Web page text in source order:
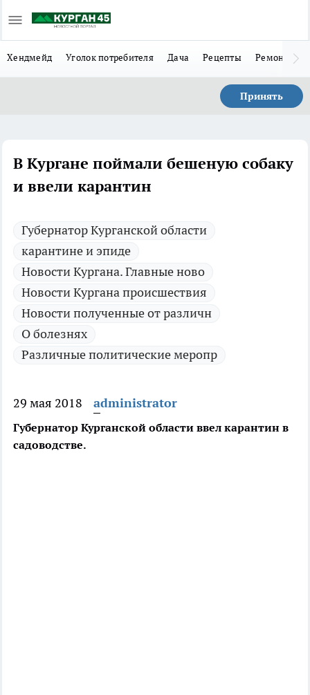
Хендмейд Уголок потребителя Дача Рецепты Ремонт
Принять
В Кургане поймали бешеную собаку
и ввели карантин
Губернатор Курганской области
карантине и эпиде
Новости Кургана. Главные ново
Новости Кургана происшествия
Новости полученные от различн
О болезнях
Различные политические меропр
29 мая 2018 administrator
Губернатор Курганской области ввел карантин в
садоводстве.